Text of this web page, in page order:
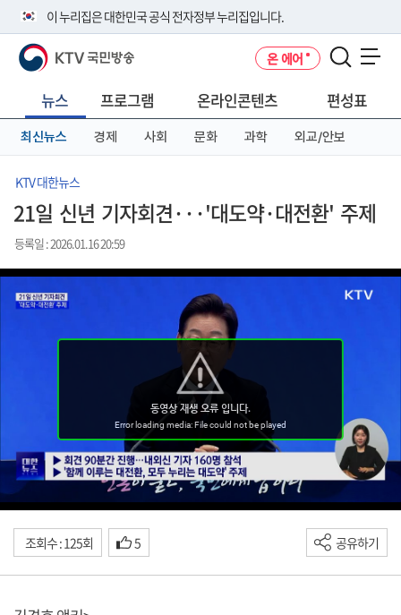
이 누리집은 대한민국 공식 전자정부 누리집입니다.
공식 누리집 주소 확인하기
니다.
이밖에 or.kr 또는 .kr등 다른 도메인 주소를 사용하고 있다면 아래 URL에
서 도메인 주소를 확인해 보세요
KTV 국민방송 온 에어
뉴스 프로그램 온라인콘텐츠 편성표
최신뉴스 경제 사회 문화 과학 외교/안보
KTV 대한뉴스
21일 신년 기자회견···'대도약·대전환' 주제
등록일 : 2026.01.16 20:59
조회수 : 125회 5 공유하기